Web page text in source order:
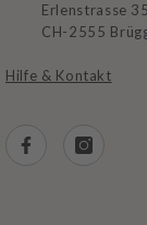
Erlenstrasse
CH-2555
Hilfe & Kontakt